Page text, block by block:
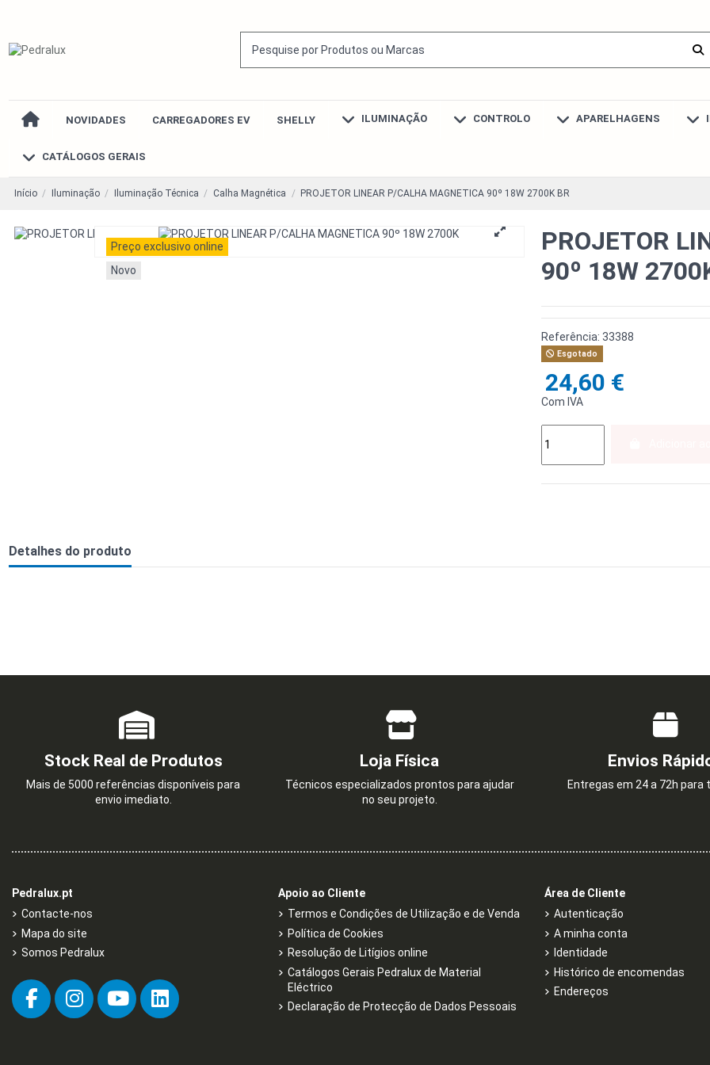
NOVIDADES CARREGADORES EV SHELLY ILUMINAÇÃO CONTROLO APARELHAGENS
CATÁLOGOS GERAIS
Início Iluminação Iluminação Técnica Calha Magnética PROJETOR LINEAR P/CALHA MAGNETICA 90º 18W 2700K BR
Preço exclusivo online
Novo
PROJETOR
90º 18W
Referência: 33388
Esgotado
24,60 €
Com IVA
Detalhes do produto
Stock Real de Produtos
Mais de 5000 referências disponíveis para
envio imediato.
Loja Física
Técnicos especializados prontos para ajudar
no seu projeto.
Envios
Entregas em 24 a 72h para
Pedralux.pt
Contacte-nos
Mapa do site
Somos Pedralux
Apoio ao Cliente
Termos e Condições de Utilização e de Venda
Política de Cookies
Resolução de Litígios online
Catálogos Gerais Pedralux de Material
Eléctrico
Declaração de Protecção de Dados Pessoais
Área de Cliente
Autenticação
A minha conta
Identidade
Histórico de encomendas
Endereços